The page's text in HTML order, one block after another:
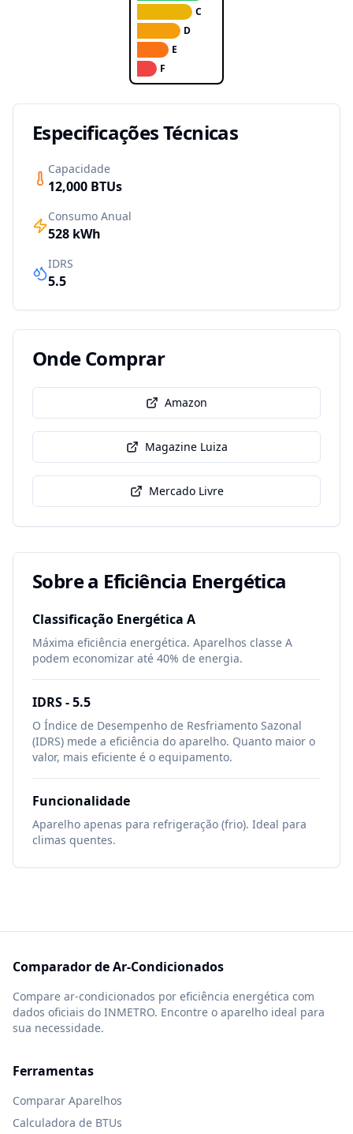
C
D
E
F
Especificações Técnicas
Capacidade
12,000 BTUs
Consumo Anual
528 kWh
IDRS
5.5
Onde Comprar
Amazon
Magazine Luiza
Mercado Livre
Sobre a Eficiência Energética
Classificação Energética A
Máxima eficiência energética. Aparelhos classe A
podem economizar até 40% de energia.
IDRS -5.5
O Índice de Desempenho de Resfriamento Sazonal
(IDRS) mede a eficiência do aparelho. Quanto maior o
valor, mais eficiente é o equipamento.
Funcionalidade
Aparelho apenas para refrigeração (frio). Ideal para
climas quentes.
Comparador de Ar-Condicionados
Compare ar-condicionados por eficiência energética com
dados oficiais do INMETRO. Encontre o aparelho ideal para
sua necessidade.
Ferramentas
Comparar Aparelhos
Calculadora de BTUs